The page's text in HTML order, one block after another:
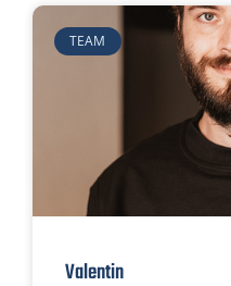
TEAM
Valentin